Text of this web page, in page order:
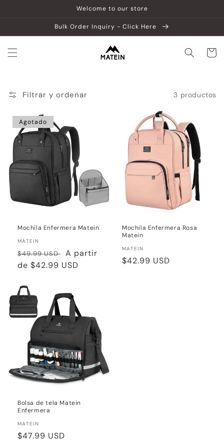
Welcome to our store
Bulk Order Inquiry - Click Here
Carrito
Filtrar y ordenar 3 productos
Agotado
Mochila Enfermera Matein
Proveedor:
MATEIN
Precio
habitual
$49.99 USD
Precio
de
A partir
de $42.99 USD
Mochila Enfermera Rosa
Matein
Proveedor:
MATEIN
Precio
$42.99 USD
Bolsa de tela Matein
Enfermera
Proveedor:
MATEIN
Precio
$47.99 USD